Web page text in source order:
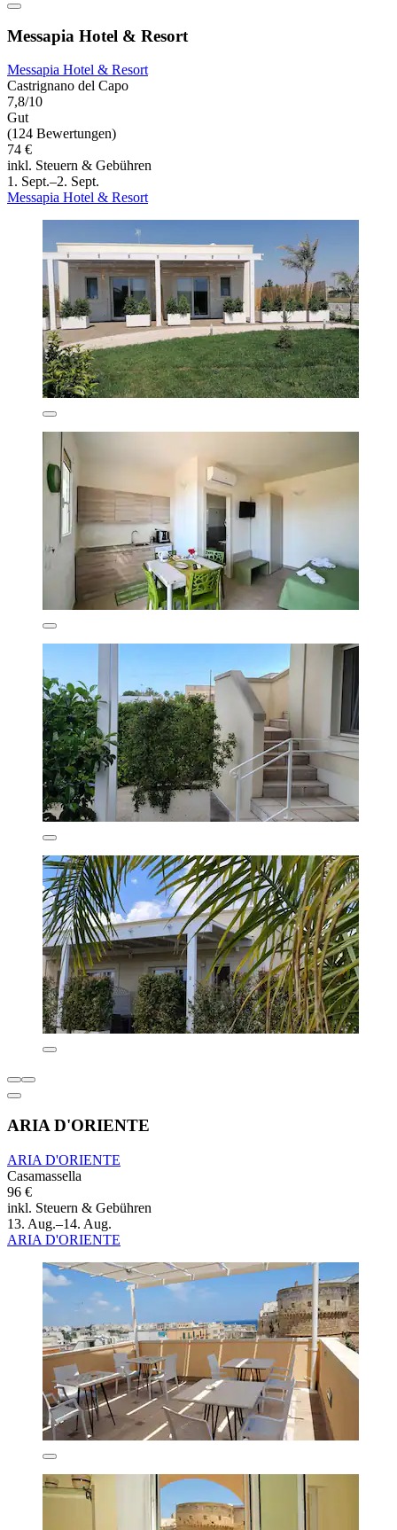
Messapia Hotel & Resort
Messapia Hotel & Resort
Castrignano del Capo
7,8/10
Gut
(124 Bewertungen)
74 €
inkl. Steuern & Gebühren
1. Sept.–2. Sept.
Messapia Hotel & Resort
ARIA D'ORIENTE
ARIA D'ORIENTE
Casamassella
96 €
inkl. Steuern & Gebühren
13. Aug.–14. Aug.
ARIA D'ORIENTE